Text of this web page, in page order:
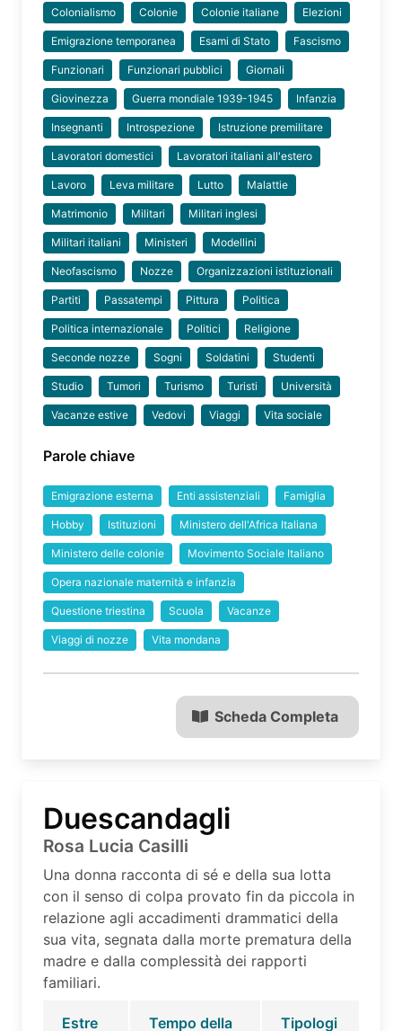
Colonialismo Colonie Colonie italiane Elezioni
Emigrazione temporanea Esami di Stato Fascismo
Funzionari Funzionari pubblici Giornali
Giovinezza Guerra mondiale 1939-1945 Infanzia
Insegnanti Introspezione Istruzione premilitare
Lavoratori domestici Lavoratori italiani all'estero
Lavoro Leva militare Lutto Malattie
Matrimonio Militari Militari inglesi
Militari italiani Ministeri Modellini
Neofascismo Nozze Organizzazioni istituzionali
Partiti Passatempi Pittura Politica
Politica internazionale Politici Religione
Seconde nozze Sogni Soldatini Studenti
Studio Tumori Turismo Turisti Università
Vacanze estive Vedovi Viaggi Vita sociale
Parole chiave
Emigrazione esterna Enti assistenziali Famiglia
Hobby Istituzioni Ministero dell'Africa Italiana
Ministero delle colonie Movimento Sociale Italiano
Opera nazionale maternità e infanzia
Questione triestina Scuola Vacanze
Viaggi di nozze Vita mondana
Scheda Completa
Duescandagli
Rosa Lucia Casilli
Una donna racconta di sé e della sua lotta
con il senso di colpa provato fin da piccola in
relazione agli accadimenti drammatici della
sua vita, segnata dalla morte prematura della
madre e dalla complessità dei rapporti
familiari.
Estre
Tempo della
Tipologi